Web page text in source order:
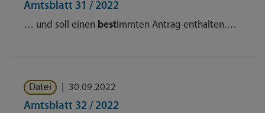
Amtsblatt 31 / 2022
… und soll einen bestimmten Antrag enthalten.…
Datei 30.09.2022
Amtsblatt 32 / 2022